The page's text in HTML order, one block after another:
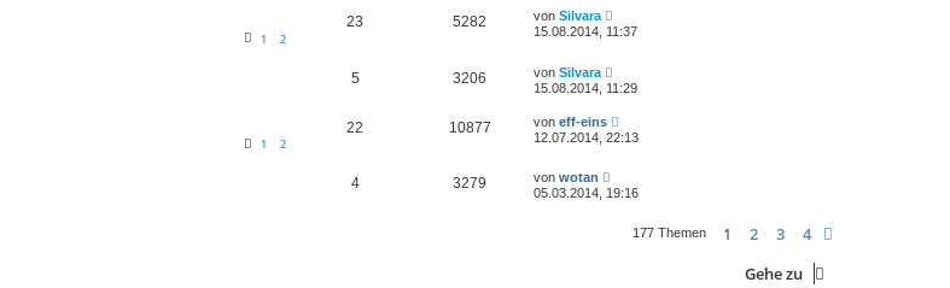
1 2
23 5282 von Silvara
15.08.2014, 11:37
5 3206 von Silvara
15.08.2014, 11:29
1 2
22 10877 von eff-eins
12.07.2014, 22:13
4 3279 von wotan
05.03.2014, 19:16
177 Themen 1 2 3 4
Gehe zu